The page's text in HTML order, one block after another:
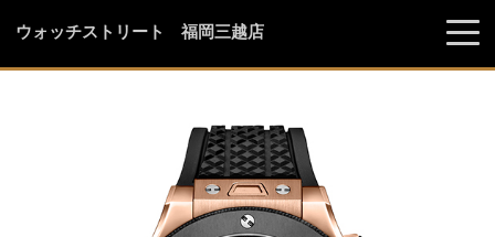
ウォッチストリート 福岡三越店